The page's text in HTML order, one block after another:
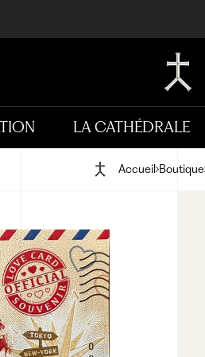
LA CATHÉDRALE
Accueil Boutique